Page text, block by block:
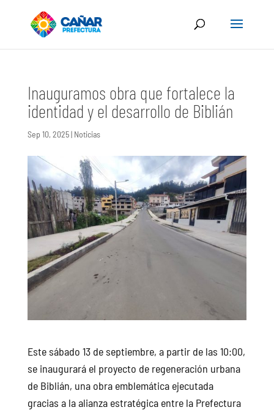
Inauguramos obra que fortalece la
identidad y el desarrollo de Biblián
Sep 10, 2025| Noticias
Este sábado 13 de septiembre, a partir de las 10:00,
se inaugurará el proyecto de regeneración urbana
de Biblián, una obra emblemática ejecutada
gracias a la alianza estratégica entre la Prefectura